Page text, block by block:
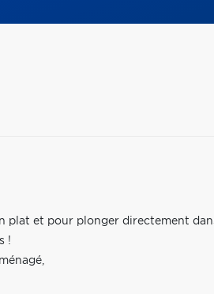
plat et pour plonger directement
!